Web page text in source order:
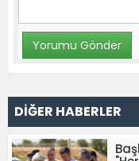
DİĞER HABERLER